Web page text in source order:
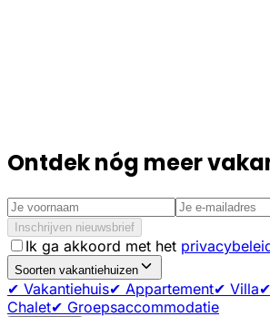
Ontdek nóg meer
Inschrijven nieuwsbrief
Ik ga akkoord met het
Soorten vakantiehuizen
✔ Vakantiehuis✔ Appartement✔ Villa
Chalet✔ Groepsaccommodatie